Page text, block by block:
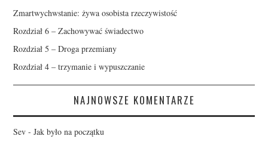
Zmartwychwstanie: żywa osobista rzeczywistość
Rozdział 6 – Zachowywać świadectwo
Rozdział 5 – Droga przemiany
Rozdział 4 – trzymanie i wypuszczanie
NAJNOWSZE KOMENTARZE
Sev -Jak było na początku